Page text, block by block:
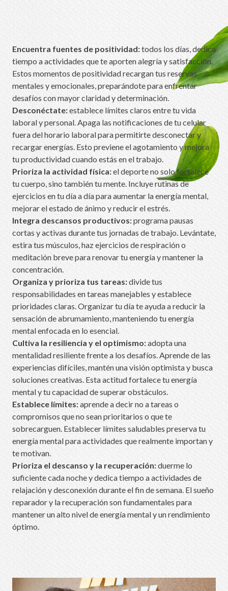
Encuentra fuentes de positividad:todos los días, dedica
tiempo a actividades que te aporten alegría y satisfacción.
Estos momentos de positividad recargan tus reservas
mentales y emocionales, preparándote para enfrentar
desafíos con mayor claridad y determinación.
Desconéctate:establece límites claros entre tu vida
laboral y personal. Apaga las notificaciones de tu celular
fuera del horario laboral para permitirte desconectar y
recargar energías. Esto previene el agotamiento y mejora
tu productividad cuando estás en el trabajo.
Prioriza la actividad física:el deporte no solo fortalece
tu cuerpo, sino también tu mente. Incluye rutinas de
ejercicios en tu día a día para aumentar la energía mental,
mejorar el estado de ánimo y reducir el estrés.
Integra descansos productivos:programa pausas
cortas y activas durante tus jornadas de trabajo. Levántate,
estira tus músculos, haz ejercicios de respiración o
meditación breve para renovar tu energía y mantener la
concentración.
Organiza y prioriza tus tareas:divide tus
responsabilidades en tareas manejables y establece
prioridades claras. Organizar tu día te ayuda a reducir la
sensación de abrumamiento, manteniendo tu energía
mental enfocada en lo esencial.
Cultiva la resiliencia y el optimismo:adopta una
mentalidad resiliente frente a los desafíos. Aprende de las
experiencias difíciles, mantén una visión optimista y busca
soluciones creativas. Esta actitud fortalece tu energía
mental y tu capacidad de superar obstáculos.
Establece límites:aprende a decir no a tareas o
compromisos que no sean prioritarios o que te
sobrecarguen. Establecer límites saludables preserva tu
energía mental para actividades que realmente importan y
te motivan.
Prioriza el descanso y la recuperación:duerme lo
suficiente cada noche y dedica tiempo a actividades de
relajación y desconexión durante el fin de semana. El sueño
reparador y la recuperación son fundamentales para
mantener un alto nivel de energía mental y un rendimiento
óptimo.